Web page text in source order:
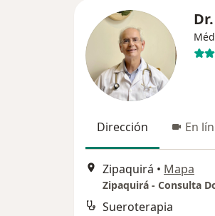
Dirección En
Zipaquirá • Mapa
Sueroterapia